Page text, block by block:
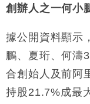
創辦人之一何小
據公開資料顯示
鵬、夏珩、何濤
合創始人及前阿
持股21.7%成最